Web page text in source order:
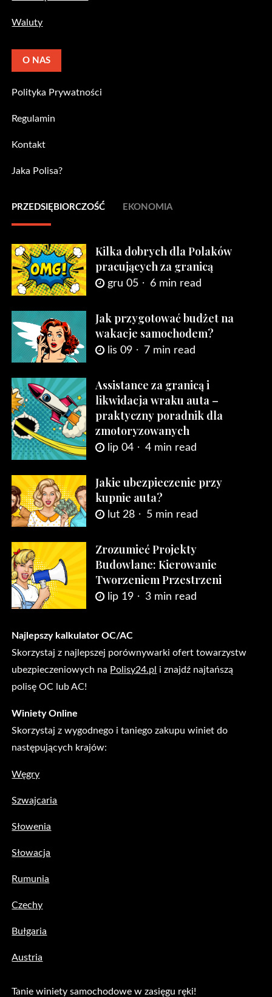
Waluty
O NAS
Polityka Prywatności
Regulamin
Kontakt
Jaka Polisa?
PRZEDSIĘBIORCZOŚĆ EKONOMIA
Kilka dobrych dla Polaków
pracujących za granicą
gru 05 6 min read
Jak przygotować budżet na
wakacje samochodem?
lis 09 7 min read
Assistance za granicą i
likwidacja wraku auta –
praktyczny poradnik dla
zmotoryzowanych
lip 04 4 min read
Jakie ubezpieczenie przy
kupnie auta?
lut 28 5 min read
Zrozumieć Projekty
Budowlane: Kierowanie
Tworzeniem Przestrzeni
lip 19 3 min read
Najlepszy kalkulator OC/AC
Skorzystaj z najlepszej porównywarki ofert towarzystw
ubezpieczeniowych na Polisy24.pl i znajdź najtańszą
polisę OC lub AC!
Winiety Online
Skorzystaj z wygodnego i taniego zakupu winiet do
następujących krajów:
Węgry
Szwajcaria
Słowenia
Słowacja
Rumunia
Czechy
Bułgaria
Austria
Tanie winiety samochodowe w zasięgu ręki!